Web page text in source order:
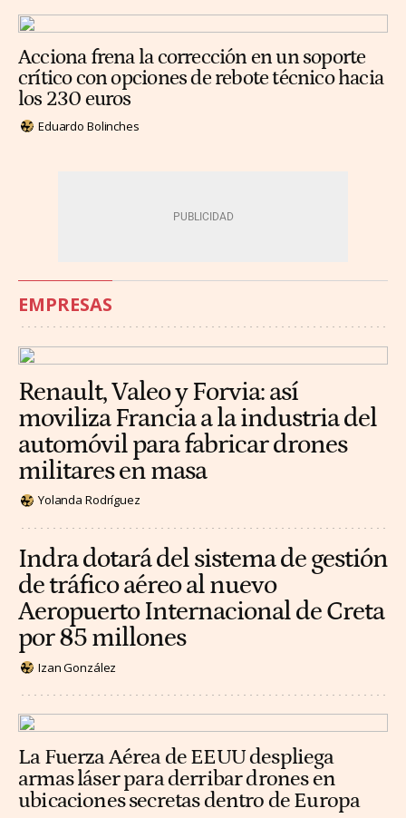
Acciona frena la corrección en un soporte
crítico con opciones de rebote técnico hacia
los 230 euros
Eduardo Bolinches
EMPRESAS
Renault, Valeo y Forvia: así
moviliza Francia a la industria del
automóvil para fabricar drones
militares en masa
Yolanda Rodríguez
Indra dotará del sistema de gestión
de tráfico aéreo al nuevo
Aeropuerto Internacional de Creta
por 85 millones
Izan González
La Fuerza Aérea de EEUU despliega
armas láser para derribar drones en
ubicaciones secretas dentro de Europa